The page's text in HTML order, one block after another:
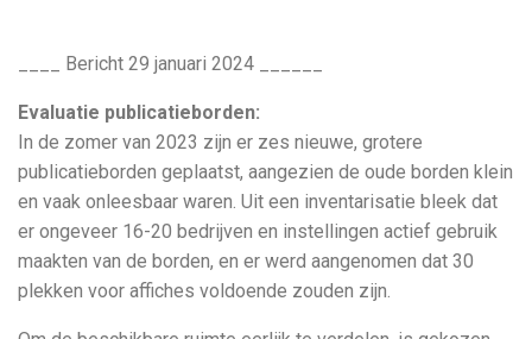
____ Bericht 29 januari 2024 ______
Evaluatie publicatieborden:
In de zomer van 2023 zijn er zes nieuwe, grotere
publicatieborden geplaatst, aangezien de oude borden klein
en vaak onleesbaar waren. Uit een inventarisatie bleek dat
er ongeveer 16-20 bedrijven en instellingen actief gebruik
maakten van de borden, en er werd aangenomen dat 30
plekken voor affiches voldoende zouden zijn.